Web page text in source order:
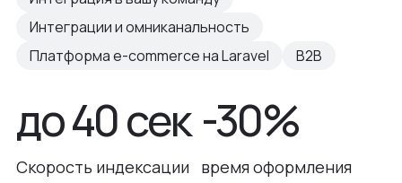
Интеграции и омниканальность
Платформа e-commerce на Laravel
B2B
до 40 сек
Скорость индексации
-30%
время оформления